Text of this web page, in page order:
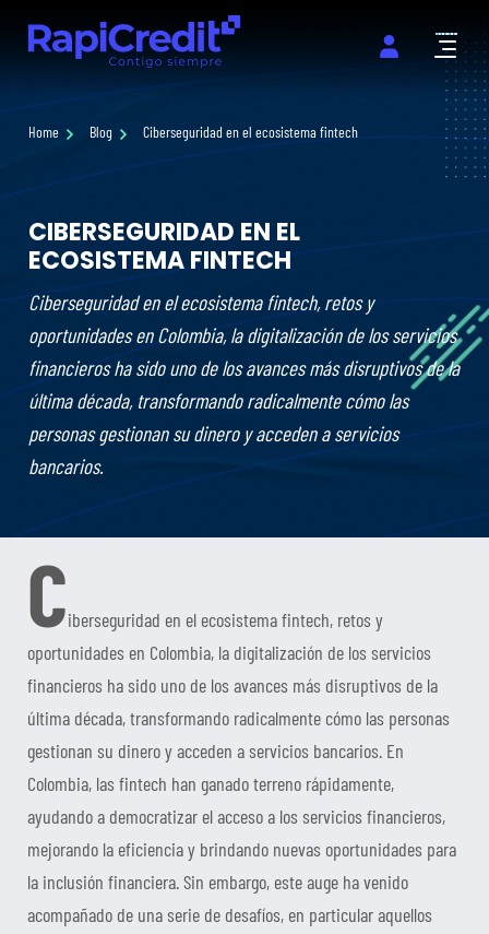
Abrir
CIBERSEGURIDAD EN EL
ECOSISTEMA FINTECH
Ciberseguridad en el ecosistema fintech, retos y
oportunidades en Colombia, la digitalización de los servicios
financieros ha sido uno de los avances más disruptivos de la
última década, transformando radicalmente cómo las
personas gestionan su dinero y acceden a servicios
bancarios.
Home Blog Ciberseguridad en el ecosistema fintech
Ciberseguridad en el ecosistema fintech, retos y
oportunidades en Colombia, la digitalización de los servicios
financieros ha sido uno de los avances más disruptivos de la
última década, transformando radicalmente cómo las personas
gestionan su dinero y acceden a servicios bancarios. En
Colombia, las fintech han ganado terreno rápidamente,
ayudando a democratizar el acceso a los servicios financieros,
mejorando la eficiencia y brindando nuevas oportunidades para
la inclusión financiera. Sin embargo, este auge ha venido
acompañado de una serie de desafíos, en particular aquellos